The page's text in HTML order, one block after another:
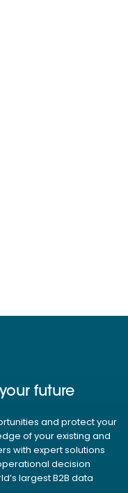
future
and protect your
of your existing and
with expert solutions
decision
largest B2B data